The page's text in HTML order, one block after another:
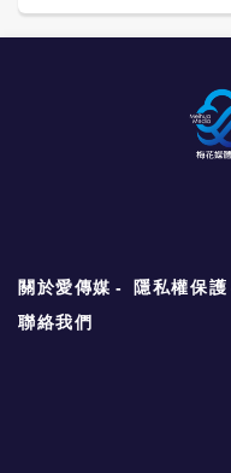
關於愛傳媒 隱私權保護
聯絡我們